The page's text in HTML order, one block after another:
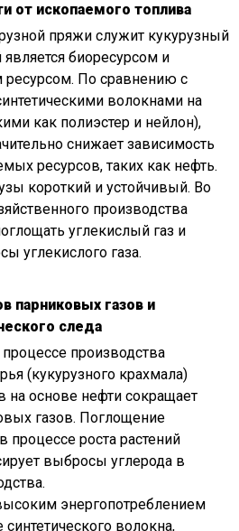
от ископаемого топлива
пряжи служит кукурузный
биоресурсом и
По сравнению с
волокнами на
как полиэстер и нейлон),
снижает зависимость
ресурсов, таких как нефть.
короткий и устойчивый. Во
производства
углекислый газ и
углекислого газа.
парниковых газов и
следа
производства
(кукурузного крахмала)
на основе нефти сокращает
газов. Поглощение
процессе роста растений
выбросы углерода в
энергопотреблением
волокна,